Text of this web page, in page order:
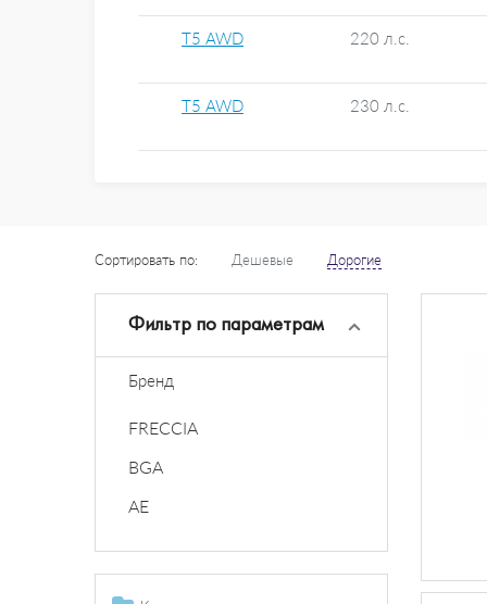
T5 AWD 220 л.с.
T5 AWD 230 л.с.
Сортировать по: Дешевые Дорогие
Фильтр по параметрам
Бренд
FRECCIA
BGA
AE